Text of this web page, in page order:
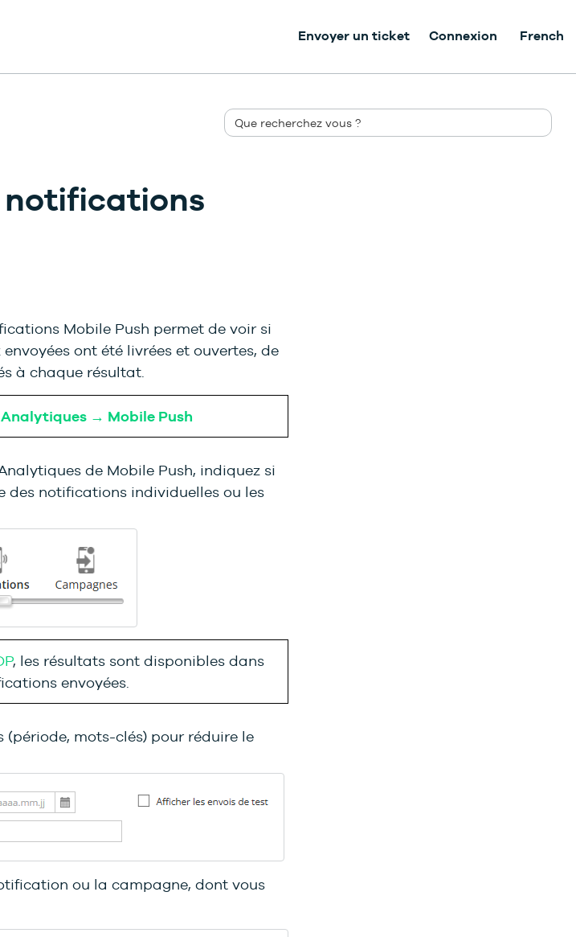
Envoyer un ticket Connexion French
notifications
Mobile Push permet de voir si
ont été livrées et ouvertes, de
à chaque résultat.
Analytiques → Mobile Push
de Mobile Push, indiquez si
des notifications individuelles ou les
, les résultats sont disponibles dans
envoyées.
mots-clés) pour réduire le
ou la campagne, dont vous